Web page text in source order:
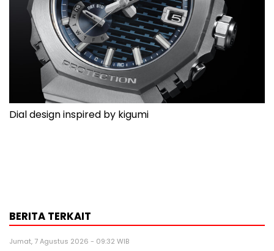
Dial design inspired by kigumi
BERITA TERKAIT
Jumat, 7 Agustus 2026 - 09:32 WIB